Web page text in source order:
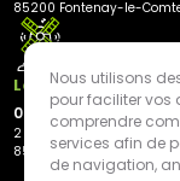
85200 Fontenay-le-
Les Herbiers
02 21 81 23 11
2 rue des Peupliers
85500 Les Herbiers
Nous utilisons
pour faciliter vos
comprendre
services afin de
de navigation,